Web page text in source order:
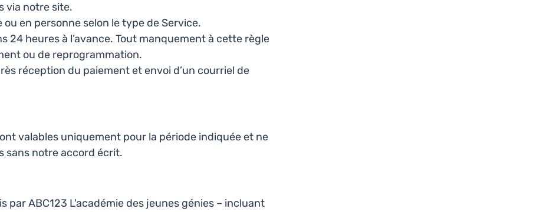
via notre site.
en personne selon le type de Service.
24 heures à l’avance. Tout manquement à cette règle
ou de reprogrammation.
réception du paiement et envoi d’un courriel de
valables uniquement pour la période indiquée et ne
sans notre accord écrit.
par ABC123 L'académie des jeunes génies – incluant